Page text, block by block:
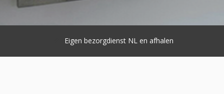
Eigen bezorgdienst NL en afhalen